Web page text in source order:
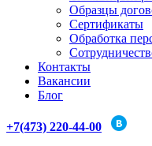
Образцы
Сертификаты
Обработка
Контакты
Вакансии
Блог
+7(473) 220-44-00